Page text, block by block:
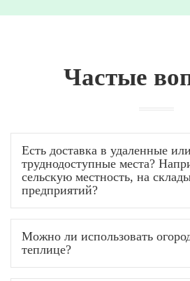
Частые
Есть доставка в удаленные или
труднодоступные места?
сельскую местность, на
предприятий?
Можно ли использовать
теплице?